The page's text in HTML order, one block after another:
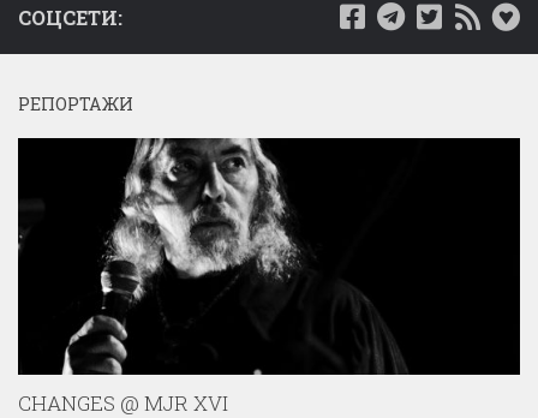
СОЦСЕТИ:
РЕПОРТАЖИ
CHANGES @ MJR XVI